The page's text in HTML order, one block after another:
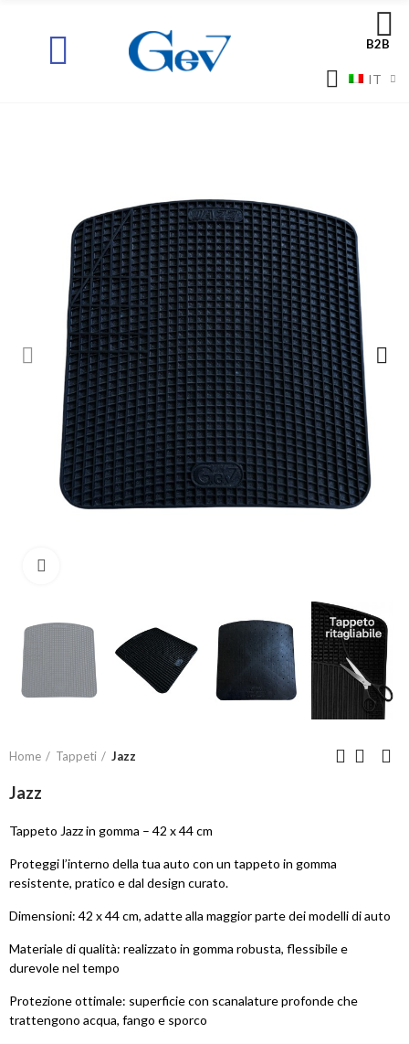
B2B
IT
Home Tappeti Jazz
Jazz
Tappeto Jazz in gomma – 42 x 44 cm
Proteggi l’interno della tua auto con un tappeto in gomma
resistente, pratico e dal design curato.
Dimensioni: 42 x 44 cm, adatte alla maggior parte dei modelli di auto
Materiale di qualità: realizzato in gomma robusta, flessibile e
durevole nel tempo
Protezione ottimale: superficie con scanalature profonde che
trattengono acqua, fango e sporco